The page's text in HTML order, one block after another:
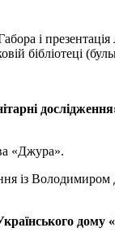
і
бібліотеці
«Джура».
із